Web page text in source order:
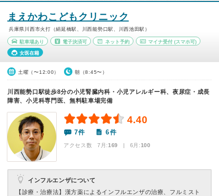
まえかわこどもクリニック
兵庫県川西市火打（絹延橋駅、川西能勢口駅、川西池田駅）
駐車場あり 電子決済可 ネット予約 マイナ受付 (スマホ可)
女医在籍
土曜（〜12:00） 朝（8:45〜）
川西能勢口駅徒歩8分の小児腎臓内科・小児アレルギー科、夜尿症・成長
障害、小児科専門医、無料駐車場完備
4.40
7件 6件
アクセス数 7月:169 | 6月:100
インフルエンザについて
【診療・治療法】 漢方薬によるインフルエンザの治療、フルミスト